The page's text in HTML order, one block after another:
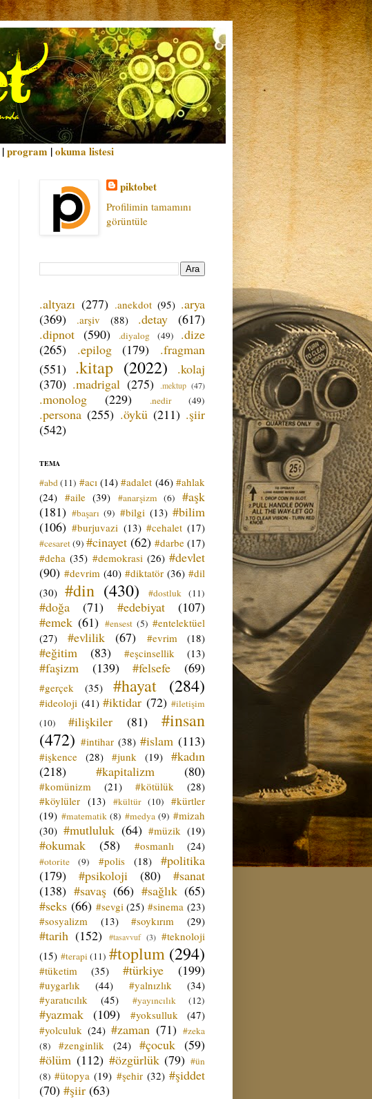
|program |okuma listesi
piktobet
Profilimin tamamını
görüntüle
.altyazı (277) .anekdot (95) .arya
(369)
.arşiv (88) .detay
(617)
.dipnot (590) .diyalog (49)
.dize
(265)
.epilog (179)
.fragman
(551) .kitap (2022)
.kolaj
(370) .madrigal (275) .mektup (47)
.monolog (229) .nedir (49)
.persona (255) .öykü (211) .şiir
(542)
TEMA
#abd (11) #acı (14) #adalet (46) #ahlak
(24) #aile (39) #anarşizm (6)
#aşk
(181) #başarı (9) #bilgi (13) #bilim
(106) #burjuvazi (13) #cehalet (17)
#cesaret(9) #cinayet (62) #darbe (17)
#deha (35) #demokrasi (26) #devlet
(90) #devrim (40) #diktatör (36) #dil
(30) #din (430) #dostluk (11)
#doğa (71) #edebiyat
(107)
#emek (61) #ensest (5) #entelektüel
(27)
#evlilik (67) #evrim (18)
#eğitim (83) #eşcinsellik (13)
#faşizm (139) #felsefe (69)
#gerçek (35) #hayat (284)
#ideoloji (41) #iktidar (72) #iletişim
(10)
#ilişkiler (81)
#insan
(472) #intihar (38) #islam (113)
#işkence (28) #junk (19) #kadın
(218)
#kapitalizm (80)
#komünizm (21) #kötülük
(28)
#köylüler (13) #kültür (10)
#kürtler
(19) #matematik (8) #medya (9) #mizah
(30) #mutluluk (64) #müzik (19)
#okumak (58) #osmanlı (24)
#otorite (9) #polis (18)
#politika
(179)
#psikoloji (80)
#sanat
(138) #savaş (66) #sağlık (65)
#seks (66) #sevgi (25) #sinema (23)
#sosyalizm
(13) #soykırım (29)
#tarih (152) #tasavvuf (3) #teknoloji
(15) #terapi (11) #toplum (294)
#tüketim (35) #türkiye (199)
#uygarlık (44) #yalnızlık
(34)
#yaratıcılık
(45) #yayıncılık (12)
#yazmak (109) #yoksulluk
(47)
#yolculuk (24) #zaman (71) #zeka
(8)
#zenginlik (24) #çocuk (59)
#ölüm (112) #özgürlük (79) #ün
(8) #ütopya (19) #şehir (32) #şiddet
(70) #şiir (63)